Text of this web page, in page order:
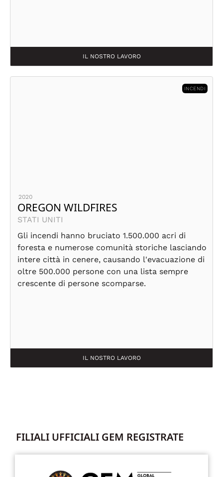
IL NOSTRO LAVORO
INCENDI
2020
OREGON WILDFIRES
STATI UNITI
Gli incendi hanno bruciato 1.500.000 acri di
foresta e numerose comunità storiche lasciando
intere città in cenere, causando l'evacuazione di
oltre 500.000 persone con una lista sempre
crescente di persone scomparse.
IL NOSTRO LAVORO
FILIALI UFFICIALI GEM REGISTRATE